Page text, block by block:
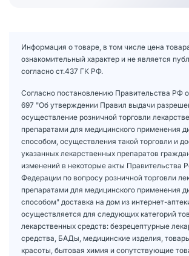
Информация о товаре, в том числе цена
ознакомительный характер и не является
согласно ст.437 ГК РФ.
Согласно постановлению Правительства РФ
697 "Об утверждении Правил выдачи
осуществление розничной торговли
препаратами для медицинского применения
способом, осуществления такой торговли и
указанных лекарственных препаратов
изменений в некоторые акты Правительства
Федерации по вопросу розничной торговли
препаратами для медицинского применения
способом" доставка на дом из интернет-
осуществляется для следующих категорий
лекарственных средств: безрецептурные
средства, БАДы, медицинские изделия,
красоты, бытовая химия и сопутствующие